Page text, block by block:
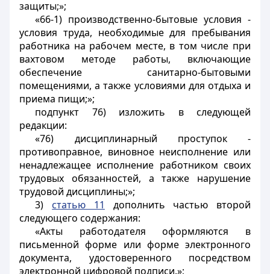
защиты;»;
«66-1) производственно-бытовые условия -
условия труда, необходимые для пребывания
работника на рабочем месте, в том числе при
вахтовом методе работы, включающие
обеспечение санитарно-бытовыми
помещениями, а также условиями для отдыха и
приема пищи;»;
подпункт 76) изложить в следующей
редакции:
«76) дисциплинарный проступок -
противоправное, виновное неисполнение или
ненадлежащее исполнение работником своих
трудовых обязанностей, а также нарушение
трудовой дисциплины;»;
3) статью 11
дополнить частью второй
следующего содержания:
«Акты работодателя оформляются в
письменной форме или форме электронного
документа, удостоверенного посредством
электронной цифровой подписи.»;